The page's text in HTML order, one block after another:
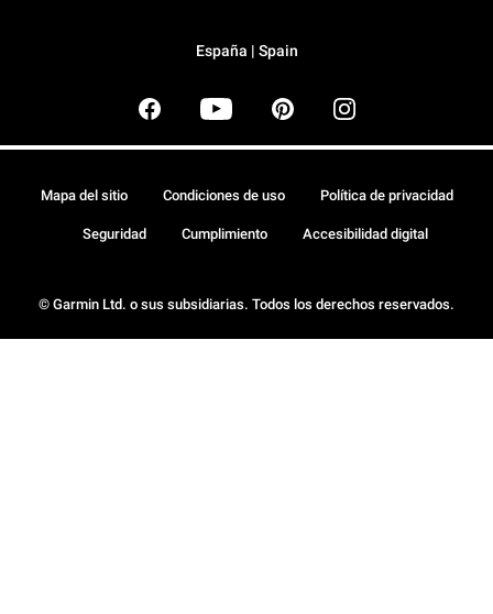
España | Spain
© Garmin Ltd. o sus subsidiarias. Todos los derechos reservados.
Mapa del sitio Condiciones de uso Política de privacidad
Seguridad Cumplimiento Accesibilidad digital